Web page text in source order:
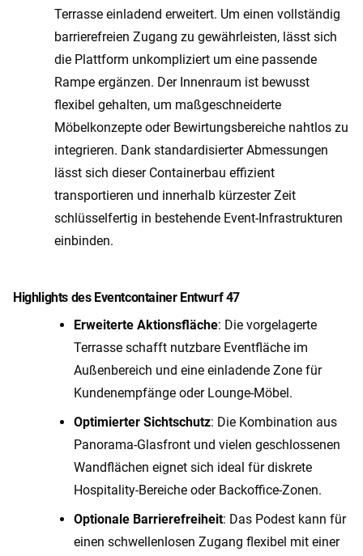
Terrasse einladend erweitert. Um einen vollständig
barrierefreien Zugang zu gewährleisten, lässt sich
die Plattform unkompliziert um eine passende
Rampe ergänzen. Der Innenraum ist bewusst
flexibel gehalten, um maßgeschneiderte
Möbelkonzepte oder Bewirtungsbereiche nahtlos zu
integrieren. Dank standardisierter Abmessungen
lässt sich dieser Containerbau effizient
transportieren und innerhalb kürzester Zeit
schlüsselfertig in bestehende Event-Infrastrukturen
einbinden.
Highlights des Eventcontainer Entwurf 47
Erweiterte Aktionsfläche: Die vorgelagerte
Terrasse schafft nutzbare Eventfläche im
Außenbereich und eine einladende Zone für
Kundenempfänge oder Lounge-Möbel.
Optimierter Sichtschutz: Die Kombination aus
Panorama-Glasfront und vielen geschlossenen
Wandflächen eignet sich ideal für diskrete
Hospitality-Bereiche oder Backoffice-Zonen.
Optionale Barrierefreiheit: Das Podest kann für
einen schwellenlosen Zugang flexibel mit einer